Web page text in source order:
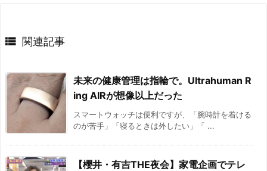
 関連記事
未来の健康管理は指輪で。Ultrahuman R
ing AIRが想像以上だった
スマートウォッチは便利ですが、「腕時計を着ける
のが苦手」「寝るときは外したい」「 ...
【櫻井・有吉THE夜会】家電企画でテレ